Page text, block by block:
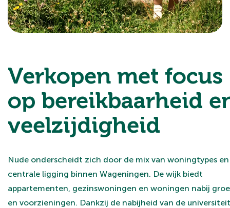
Verkopen met focus
op bereikbaarheid
veelzijdigheid
Nude onderscheidt zich door de mix van woningtypes
centrale ligging binnen Wageningen. De wijk biedt
appartementen, gezinswoningen en woningen nabij
en voorzieningen. Dankzij de nabijheid van de